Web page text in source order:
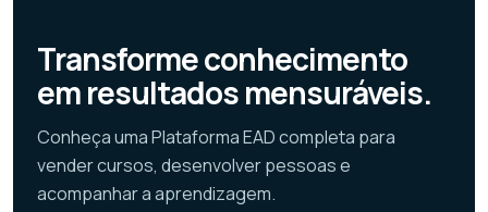
Transforme conhecimento
em resultados mensuráveis.
Conheça uma Plataforma EAD completa para
vender cursos, desenvolver pessoas e
acompanhar a aprendizagem.